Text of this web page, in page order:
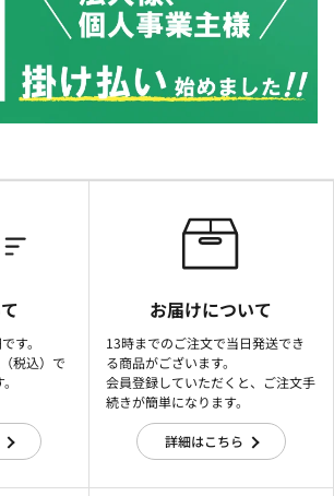
す。
税込）で
お届けについて
13時までのご注文で当日発送でき
る商品がございます。
会員登録していただくと、ご注文手
続きが簡単になります。
詳細はこちら